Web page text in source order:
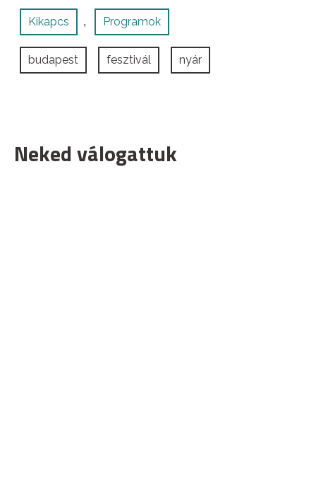
Kikapcs , Programok
budapest fesztivál nyár
Neked válogattuk